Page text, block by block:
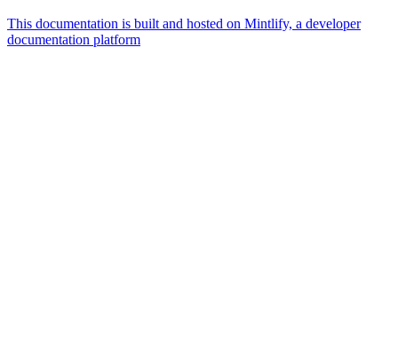
This documentation is built and hosted on Mintlify, a developer
documentation platform